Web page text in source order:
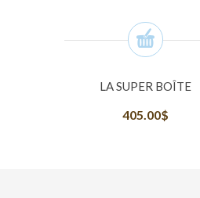
LA SUPER BOÎTE
405.00$